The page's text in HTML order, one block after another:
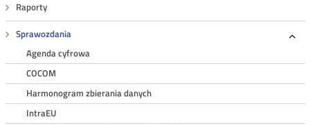
Raporty
Sprawozdania
Agenda cyfrowa
COCOM
Harmonogram zbierania danych
IntraEU